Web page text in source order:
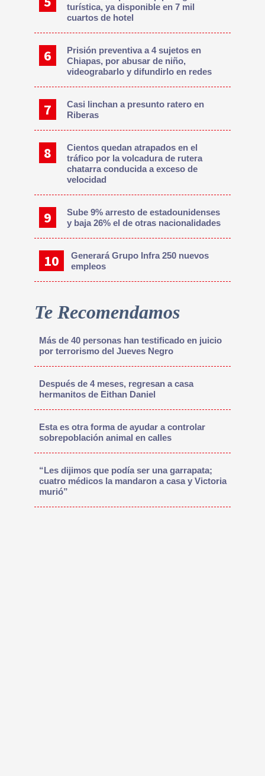
turística, ya disponible en 7 mil
cuartos de hotel
Prisión preventiva a 4 sujetos en
Chiapas, por abusar de niño,
videograbarlo y difundirlo en redes
Casi linchan a presunto ratero en
Riberas
Cientos quedan atrapados en el
tráfico por la volcadura de rutera
chatarra conducida a exceso de
velocidad
Sube 9% arresto de estadounidenses
y baja 26% el de otras nacionalidades
Generará Grupo Infra 250 nuevos
empleos
Te Recomendamos
Más de 40 personas han testificado en juicio
por terrorismo del Jueves Negro
Después de 4 meses, regresan a casa
hermanitos de Eithan Daniel
Esta es otra forma de ayudar a controlar
sobrepoblación animal en calles
“Les dijimos que podía ser una garrapata;
cuatro médicos la mandaron a casa y Victoria
murió”